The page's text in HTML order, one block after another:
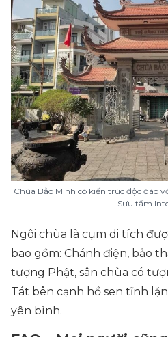
Chùa Bảo Minh có kiến trúc độc đáo
Sưu tầm
Ngôi chùa là cụm di tích
bao gồm: Chánh điện, bảo
tượng Phật, sân chùa có
Tát bên cạnh hồ sen tĩnh
yên bình.